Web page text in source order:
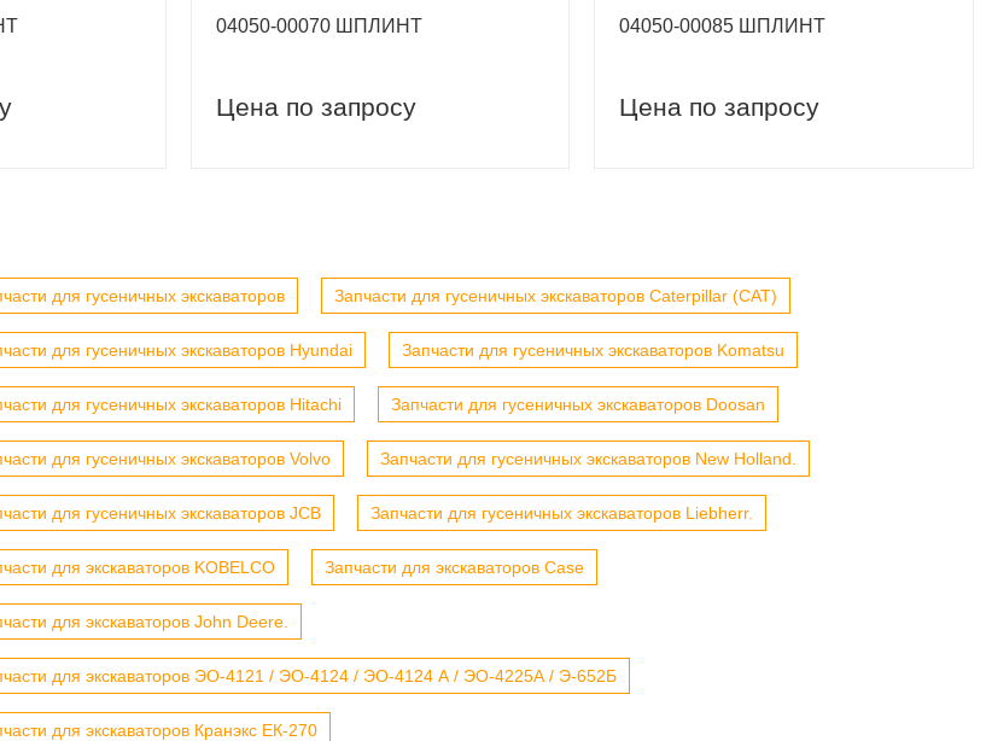
04050-00070 ШПЛИНТ
Цена по запросу
04050-00085 ШПЛИНТ
Цена по запросу
для гусеничных экскаваторов Запчасти для гусеничных экскаваторов Caterpillar (CAT)
для гусеничных экскаваторов Hyundai Запчасти для гусеничных экскаваторов Komatsu
для гусеничных экскаваторов Hitachi Запчасти для гусеничных экскаваторов Doosan
для гусеничных экскаваторов Volvo Запчасти для гусеничных экскаваторов New Holland.
для гусеничных экскаваторов JCB Запчасти для гусеничных экскаваторов Liebherr.
для экскаваторов KOBELCO Запчасти для экскаваторов Case
для экскаваторов John Deere.
для экскаваторов ЭО-4121 / ЭО-4124 / ЭО-4124 А / ЭО-4225А / Э-652Б
для экскаваторов Кранэкс ЕК-270